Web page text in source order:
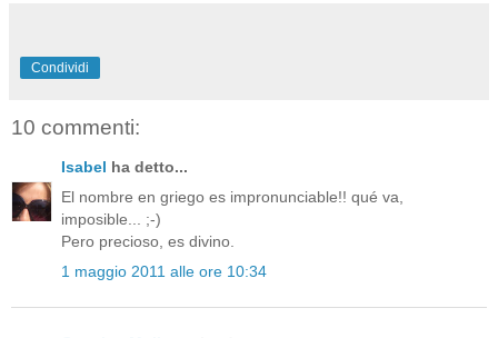
Condividi
10 commenti:
Isabel ha detto...
El nombre en griego es impronunciable!! qué va,
imposible... ;-)
Pero precioso, es divino.
1 maggio 2011 alle ore 10:34